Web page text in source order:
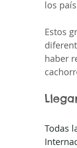
los
Estos
haber
Todas